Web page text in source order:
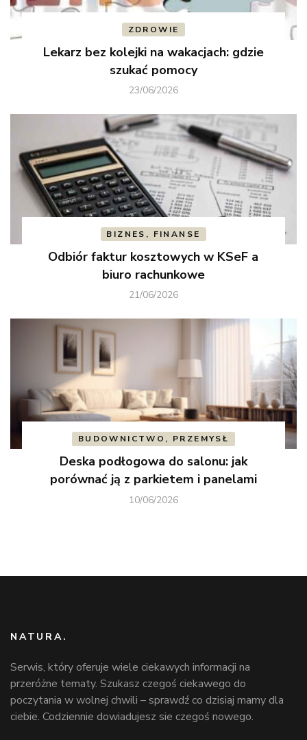
ZDROWIE
Lekarz bez kolejki na wakacjach: gdzie
szukać pomocy
23/06/2026
BIZNES, FINANSE
Odbiór faktur kosztowych w KSeF a
biuro rachunkowe
21/06/2026
BUDOWNICTWO, PRZEMYSŁ
Deska podłogowa do salonu: jak
porównać ją z parkietem i panelami
10/06/2026
NATURA.
Serwis, który oferuje wiele ciekawych informacji na
przeróżne tematy. Szukasz czegoś ciekawego do
poczytania w wolnej chwili – sprawdź co dzisiaj mamy dla
ciebie. Codziennie dowiadujesz sie czegoś nowego.